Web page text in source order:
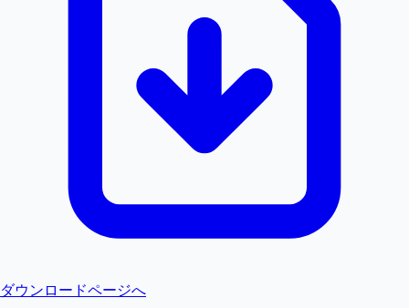
ダウンロードページへ